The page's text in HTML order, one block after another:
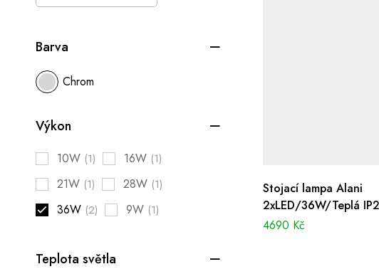
Barva
Chrom
Výkon
10W (1) 16W (1)
21W (1) 28W (1)
36W (2) 9W (1)
Teplota světla
Stojací lampa Alani
2xLED/36W/Teplá
4690 Kč